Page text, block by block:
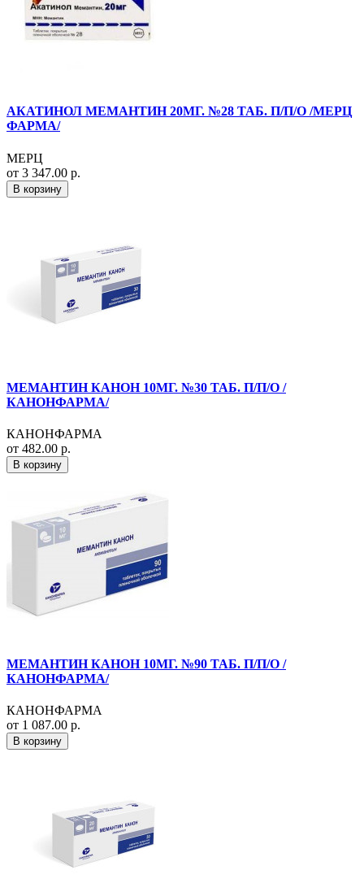
АКАТИНОЛ МЕМАНТИН 20МГ. №28 ТАБ. П/П/О /МЕРЦ
ФАРМА/
МЕРЦ
от 3 347.00 р.
В корзину
МЕМАНТИН КАНОН 10МГ. №30 ТАБ. П/П/О /
КАНОНФАРМА/
КАНОНФАРМА
от 482.00 р.
В корзину
МЕМАНТИН КАНОН 10МГ. №90 ТАБ. П/П/О /
КАНОНФАРМА/
КАНОНФАРМА
от 1 087.00 р.
В корзину